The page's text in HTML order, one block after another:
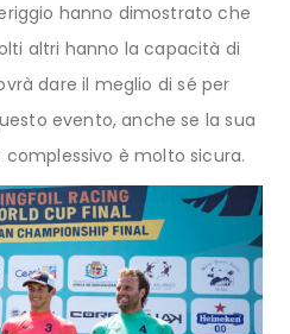
hanno dimostrato che
altri hanno la capacità di
dare il meglio di sé per
evento, anche se la sua
è molto sicura.